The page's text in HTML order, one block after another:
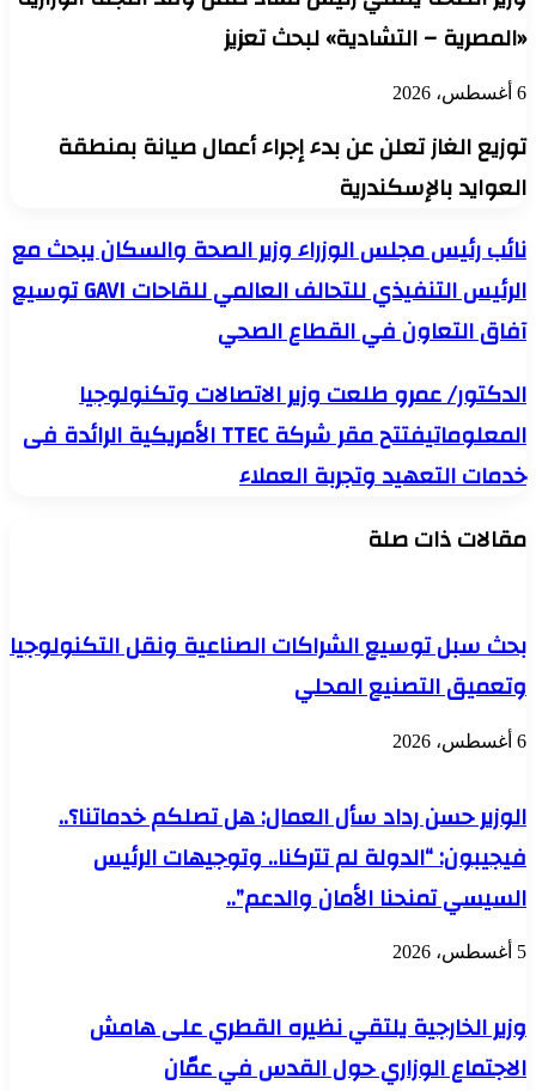
«المصرية – التشادية» لبحث تعزيز
6 أغسطس، 2026
توزيع الغاز تعلن عن بدء إجراء أعمال صيانة بمنطقة
العوايد بالإسكندرية
نائب
رئيس
مجلس
الوزراء
وزير
يبحث
مع
الرئيس
التنفيذي
للتحالف
للقاحات
في
الصحي
نائب رئيس مجلس الوزراء وزير الصحة والسكان يبحث مع
الرئيس التنفيذي للتحالف العالمي للقاحات GAVI توسيع
آفاق التعاون في القطاع الصحي
الدكتور/
عمرو
طلعت
الاتصالات
مقر
الرائدة
فى
خدمات
التعهيد
وتجربة
العملاء
الدكتور/ عمرو طلعت وزير الاتصالات وتكنولوجيا
المعلوماتيفتتح مقر شركة TTEC الأمريكية الرائدة فى
خدمات التعهيد وتجربة العملاء
مقالات ذات صلة
بحث سبل توسيع الشراكات الصناعية ونقل التكنولوجيا
وتعميق التصنيع المحلي
6 أغسطس، 2026
الوزير حسن رداد سأل العمال: هل تصلكم خدماتنا؟..
فيجيبون: “الدولة لم تتركنا.. وتوجيهات الرئيس
السيسي تمنحنا الأمان والدعم”..
5 أغسطس، 2026
وزير الخارجية يلتقي نظيره القطري على هامش
الاجتماع الوزاري حول القدس في عمّان